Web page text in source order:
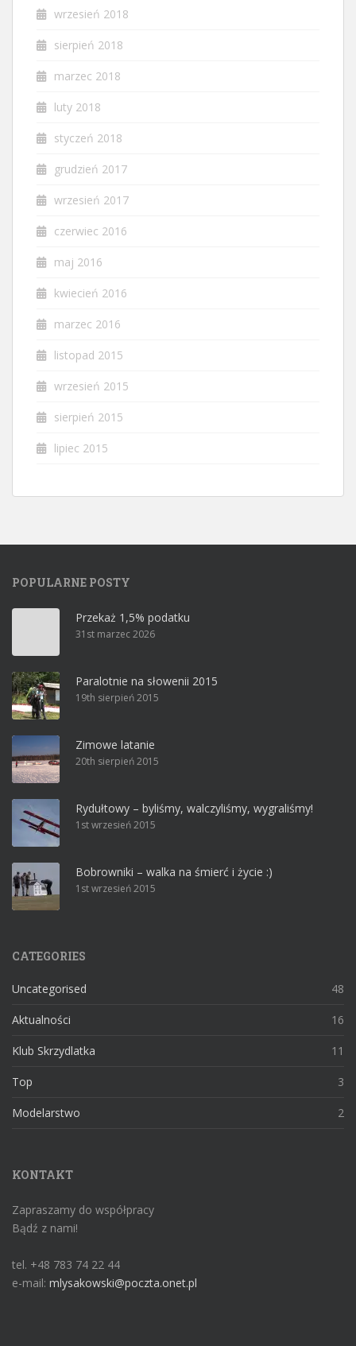
wrzesień 2018
sierpień 2018
marzec 2018
luty 2018
styczeń 2018
grudzień 2017
wrzesień 2017
czerwiec 2016
maj 2016
kwiecień 2016
marzec 2016
listopad 2015
wrzesień 2015
sierpień 2015
lipiec 2015
POPULARNE POSTY
Przekaż 1,5% podatku
31st marzec 2026
Paralotnie na słowenii 2015
19th sierpień 2015
Zimowe latanie
20th sierpień 2015
Rydułtowy – byliśmy, walczyliśmy, wygraliśmy!
1st wrzesień 2015
Bobrowniki – walka na śmierć i życie :)
1st wrzesień 2015
CATEGORIES
Uncategorised 48
Aktualności 16
Klub Skrzydlatka 11
Top 3
Modelarstwo 2
KONTAKT
Zapraszamy do współpracy
Bądź z nami!
tel. +48 783 74 22 44
e-mail: mlysakowski@poczta.onet.pl